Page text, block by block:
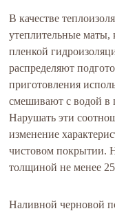
В качестве
утеплительные маты,
пленкой
распределяют
приготовления
смешивают с водой в
Нарушать эти
изменение
чистовом покрытии.
толщиной не менее
Наливной черновой